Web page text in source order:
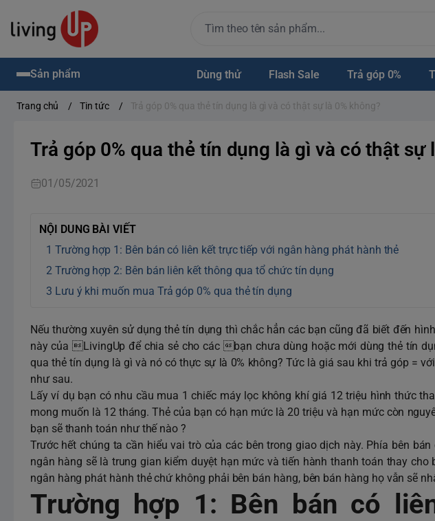
Sản phẩm Dùng thử Flash Sale Trả góp 0%
Trang chủ / Tin tức / Trả góp 0% qua thẻ tín dụng là gì và có thật sự là 0% không?
Trả góp 0% qua thẻ tín dụng là gì và có thật sự
01/05/2021
NỘI DUNG BÀI VIẾT
Trường hợp 1: Bên bán có liên kết trực tiếp với ngân hàng phát hành thẻ
Trường hợp 2: Bên bán liên kết thông qua tổ chức tín dụng
Lưu ý khi muốn mua Trả góp 0% qua thẻ tín dụng
Nếu thường xuyên sử dụng thẻ tín dụng thì chắc hẳn các bạn cũng đã biết đến
này của LivingUp để chia sẻ cho các bạn chưa dùng hoặc mới dùng thẻ tín
qua thẻ tín dụng là gì và nó có thực sự là 0% không? Tức là giá sau khi trả góp =
như sau.
Lấy ví dụ bạn có nhu cầu mua 1 chiếc máy lọc không khí giá 12 triệu hình thức
mong muốn là 12 tháng. Thẻ của bạn có hạn mức là 20 triệu và hạn mức còn
bạn sẽ thanh toán như thế nào ?
Trước hết chúng ta cần hiểu vai trò của các bên trong giao dịch này. Phía bên
ngân hàng sẽ là trung gian kiểm duyệt hạn mức và tiến hành thanh toán thay
ngân hàng phát hành thẻ chứ không phải bên bán hàng, bên bán hàng họ vẫn sẽ
Trường hợp 1: Bên bán có